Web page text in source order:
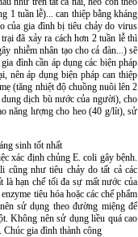
1 tuần lễ)... can thiệp bằng kháng
của gia đình bị tiêu chảy do virus
đã xảy ra cách hơn 2 tuần lễ thì
nhiễm nhân tạo cho cả đàn...) sẽ
đình cần áp dụng các biện pháp
nên áp dụng biện pháp can thiệp
(tăng nhiệt độ chuồng nuôi lên 2
dịch bù nước của người), cho
năng lượng cho heo (40 g/lít), sử
sinh tốt nhất
xác định chủng E. coli gây bệnh.
cũng như tiêu chảy do tất cả các
là hạn chế tối đa sự mất nước của
tiêu hóa hoặc các chế phẩm
sử dụng theo đường miệng để
Không nên sử dụng liều quá cao
Chúc gia đình thành công